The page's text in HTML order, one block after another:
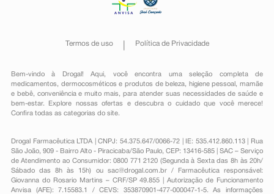
Termos de uso Política de Privacidade
Bem-vindo à Drogal! Aqui, você encontra uma seleção completa de
medicamentos , dermocosméticos e produtos de beleza, higiene pessoal ,mamãe
e bebê, conveniênciae muito mais, para atender suas necessidades de saúde e
bem-estar. Explore nossas ofertas e descubra o cuidado que você merece!
Confira todas as categorias do site.
Drogal Farmacêutica LTDA | CNPJ: 54.375.647/0066-72 | IE: 535.412.860.113 | Rua
São João, 909 - Bairro Alto - Piracicaba/São Paulo, CEP: 13416-585 | SAC – Serviço
de Atendimento ao Consumidor: 0800 771 2120 (Segunda à Sexta das 8h às 20h/
Sábado das 8h às 15h) ou sac@drogal.com.br/ Farmacêutica responsável:
Giovanna do Rosario Martins – CRF/SP 49.855 | Autorização de Funcionamento
Anvisa (AFE): 7.15583.1 / CEVS: 353870901-477-000047-1-5. As informações